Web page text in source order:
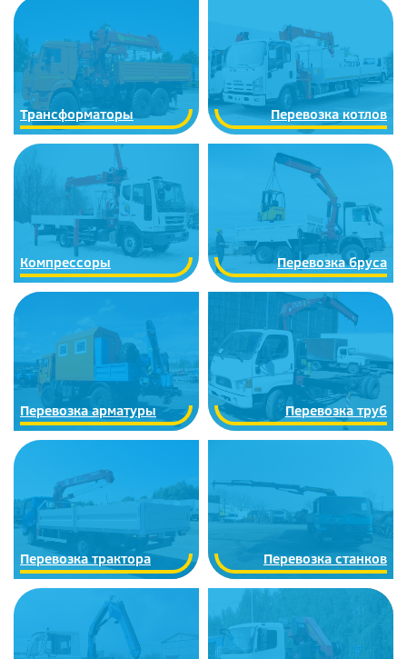
Трансформаторы Перевозка котлов
Компрессоры Перевозка бруса
Перевозка арматуры Перевозка труб
Перевозка трактора Перевозка станков